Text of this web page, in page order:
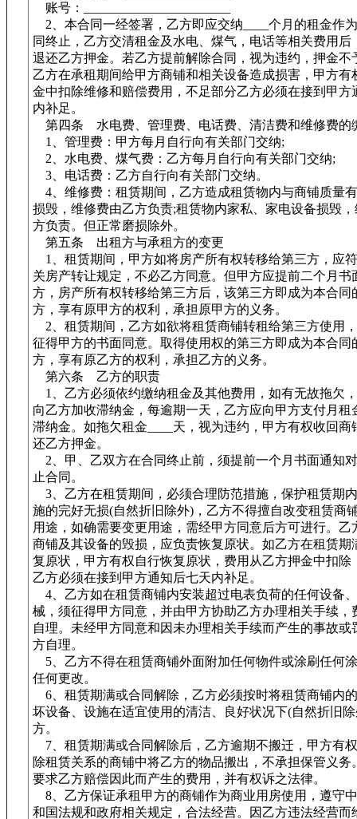
账号：_______________________
2、本合同一经签署，乙方即应交纳____个月的租金作
同终止，乙方交清租金及水电、煤气，电话等相关费用后
退还乙方押金。若乙方提前解除合同，视为违约，押金不
乙方在承租期间给甲方商铺和相关设备造成损害，甲方有
金中扣除维修和赔偿费用，不足部分乙方必须在接到甲方
内补足。
第四条 水电费、管理费、电话费、清洁费和维修费的
1、管理费：甲方每月自行向有关部门交纳;
2、水电费、煤气费：乙方每月自行向有关部门交纳;
3、电话费：乙方自行向有关部门交纳。
4、维修费：租赁期间，乙方造成租赁物内与商铺质量
损毁，维修费由乙方负责;租赁物内家私、家电设备损毁
方负责。但正常磨损除外。
第五条 出租方与承租方的变更
1、租赁期间，甲方如将房产所有权转移给第三方，应
关房产转让规定，不必乙方同意。但甲方应提前二个月书
方，房产所有权转移给第三方后，该第三方即成为本合同
方，享有原甲方的权利，承担原甲方的义务。
2、租赁期间，乙方如欲将租赁商铺转租给第三方使用
征得甲方的书面同意。取得使用权的第三方即成为本合同
方，享有原乙方的权利，承担乙方的义务。
第六条 乙方的职责
1、乙方必须依约缴纳租金及其他费用，如有无故拖欠
向乙方加收滞纳金，每逾期一天，乙方应向甲方支付月租
滞纳金。如拖欠租金____天，视为违约，甲方有权收回商
还乙方押金。
2、甲、乙双方在合同终止前，须提前一个月书面通知
止合同。
3、乙方在租赁期间，必须合理防范措施，保护租赁期
施的完好无损(自然折旧除外)，乙方不得擅自改变租赁商
用途，如确需要变更用途，需经甲方同意后方可进行。乙
商铺及其设备的毁损，应负责恢复原状。如乙方在租赁期
复原状，甲方有权自行恢复原状，费用从乙方押金中扣除
乙方必须在接到甲方通知后七天内补足。
4、乙方如在租赁商铺内安装超过电表负荷的任何设备
械，须征得甲方同意，并由甲方协助乙方办理相关手续，
自理。未经甲方同意和因未办理相关手续而产生的事故或
方自理。
5、乙方不得在租赁商铺外面附加任何物件或涂刷任何
任何更改。
6、租赁期满或合同解除，乙方必须按时将租赁商铺内
坏设备、设施在适宜使用的清洁、良好状况下(自然折旧
方。
7、租赁期满或合同解除后，乙方逾期不搬迁，甲方有
除租赁关系的商铺中将乙方的物品搬出，不承担保管义务
要求乙方赔偿因此而产生的费用，并有权诉之法律。
8、乙方保证承租甲方的商铺作为商业用房使用，遵守
和国法规和政府相关规定，合法经营。因乙方违法经营而